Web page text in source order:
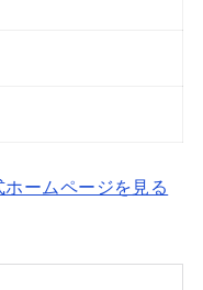
ームページを見る